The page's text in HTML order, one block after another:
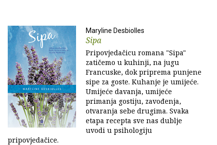
Maryline Desbiolles
Sipa
Pripovjedačicu romana "Sipa"
zatičemo u kuhinji, na jugu
Francuske, dok priprema punjene
sipe za goste. Kuhanje je umijeće.
Umijeće davanja, umijeće
primanja gostiju, zavođenja,
otvaranja sebe drugima. Svaka
etapa recepta sve nas dublje
uvodi u psihologiju
pripovjedačice.